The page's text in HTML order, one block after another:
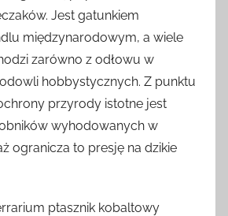
Jest gatunkiem
międzynarodowym, a wiele
zarówno z odłowu w
hobbystycznych. Z punktu
przyrody istotne jest
wyhodowanych w
ogranicza to presję na dzikie
ptasznik kobaltowy